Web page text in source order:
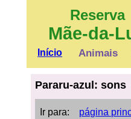
Reserva
Mãe-da-
Início Animais
Pararu-azul: sons
Ir para: página